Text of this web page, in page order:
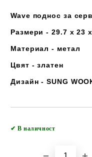
Wave поднос за
Размери - 29.7 x 23
Материал - метал
Цвят - златен
Дизайн -SUNG
✔ В наличност